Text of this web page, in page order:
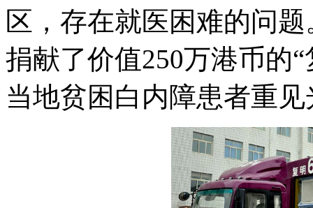
区，存在就医困难的问
捐献了价值250万港币的
当地贫困白内障患者重